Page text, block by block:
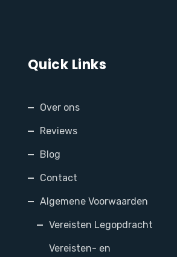
Quick Links
Over ons
Reviews
Blog
Contact
Algemene Voorwaarden
Vereisten Legopdracht
Vereisten- en